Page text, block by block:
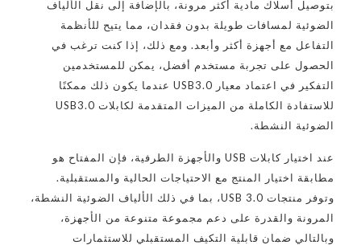
بتوصيل أسلاك مادية أكثر مرونة، بالإضافة إلى نقل الألياف
الضوئية لمسافات طويلة بدون فقدان، مما يتيح للأنظمة
التفاعل مع أجهزة أكثر وأبعد. ومع ذلك، إذا كنت ترغب في
الحصول على تجربة مستخدم أفضل، يمكن للمستخدمين
التفكير في اعتماد معيار USB3.0 عندما يكون ذلك ممكنًا
للاستفادة الكاملة من الميزات المتقدمة لكابلات USB3.0
الضوئية النشطة.
عند اختيار كابلات USB والأجهزة الطرفية، فإن المفتاح هو
مطابقة اختيار المنتج مع الاحتياجات الحالية والمستقبلية.
وتوفر منتجات USB 3.0، بما في ذلك الألياف الضوئية النشطة،
المرونة والقدرة على دعم مجموعة متنوعة من الأجهزة،
وبالتالي ضمان قابلية التكيف المستقبلي للاستثمارات